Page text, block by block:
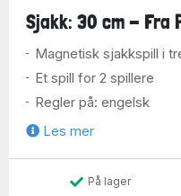
Sjakk: 30 cm - Fra
Magnetisk sjakkspill i
Et spill for 2 spillere
Regler på: engelsk
Les mer
På lager